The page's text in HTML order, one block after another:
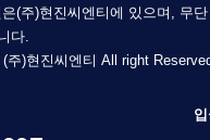
(주)현진씨엔티에 있으며, 무
다.
주)현진씨엔티 All right